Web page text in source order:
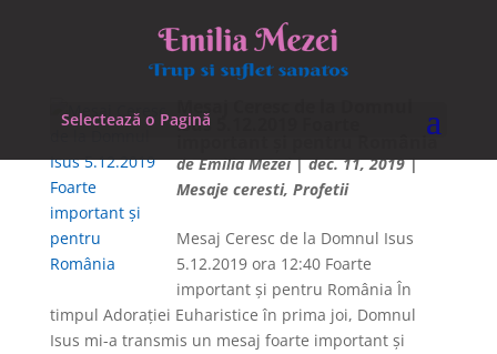
Selectează o PaginăIsus 5.12.2019 Foarte
important și pentru România
deEmilia Mezei|dec. 11, 2019|
Mesaje ceresti,Profetii
Mesaj Ceresc de la Domnul Isus
5.12.2019 ora 12:40 Foarte
important și pentru România În
timpul Adorației Euharistice în prima joi, Domnul
Isus mi-a transmis un mesaj foarte important și